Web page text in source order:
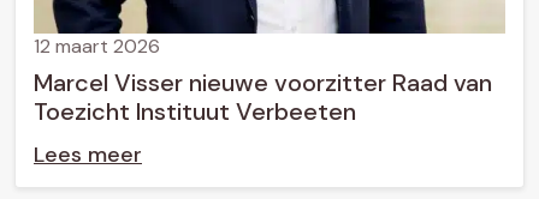
Marcel Visser nieuwe voorzitter Raad van
Toezicht Instituut Verbeeten
12 maart 2026
Lees meer